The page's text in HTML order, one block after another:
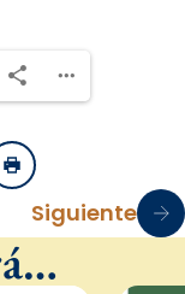
Imprimir
Siguiente